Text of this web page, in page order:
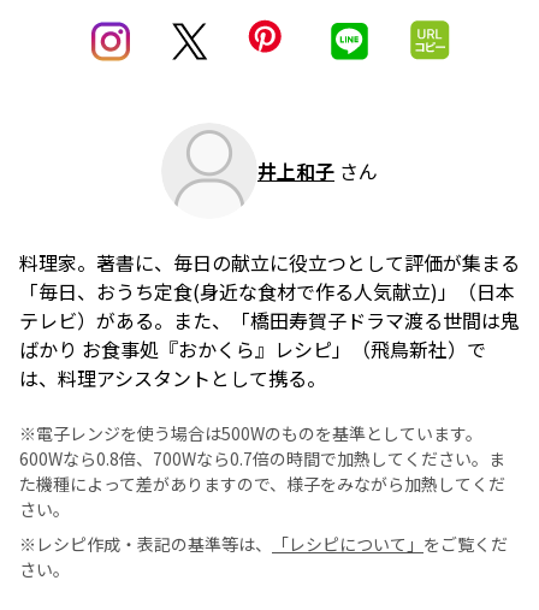
井上和子 さん
料理家。著書に、毎日の献立に役立つとして評価が集まる
「毎日、おうち定食(身近な食材で作る人気献立)」（日本
テレビ）がある。また、「橋田寿賀子ドラマ渡る世間は鬼
ばかり お食事処『おかくら』レシピ」（飛鳥新社）で
は、料理アシスタントとして携る。
※電子レンジを使う場合は500Wのものを基準としています。
600Wなら0.8倍、700Wなら0.7倍の時間で加熱してください。ま
た機種によって差がありますので、様子をみながら加熱してくだ
さい。
※レシピ作成・表記の基準等は、
「レシピについて」 をご覧くだ
さい。